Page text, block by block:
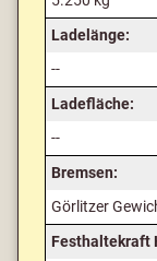
Ladelänge:
--
Ladefläche:
--
Bremsen:
Görlitzer
Festhaltekraft